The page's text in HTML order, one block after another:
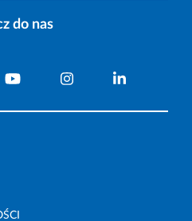
do nas